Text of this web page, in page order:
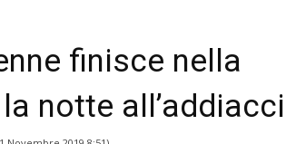
finisce nella
notte